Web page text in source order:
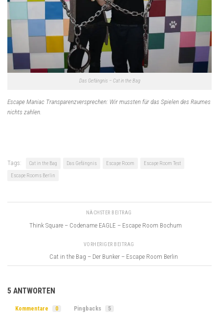
Das Gefängnis – Cat in the Bag
Escape Maniac Transparenzversprechen: Wir mussten für das Spielen des Raumes
nichts zahlen.
Tags: Cat in the Bag Das Gefängnis Escape Room
Escape Room Test
Escape Rooms Berlin
NÄCHSTER BEITRAG
Think Square – Codename EAGLE – Escape Room Bochum
VORHERIGER BEITRAG
Cat in the Bag – Der Bunker – Escape Room Berlin
5 ANTWORTEN
Kommentare 0 Pingbacks 5